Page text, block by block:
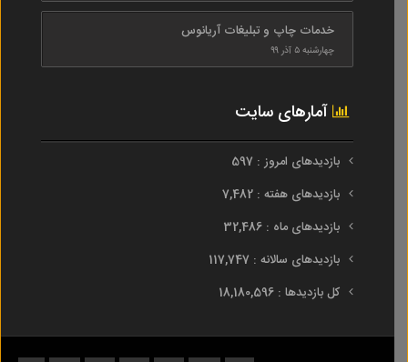
خدمات چاپ و تبلیغات آریانوس
چهارشنبه ۵ آذر ۹۹
آمارهای سایت
بازدیدهای امروز : 597
بازدیدهای هفته : 7,482
بازدیدهای ماه : 32,486
بازدیدهای سالانه : 117,747
کل بازدیدها : 18,180,596